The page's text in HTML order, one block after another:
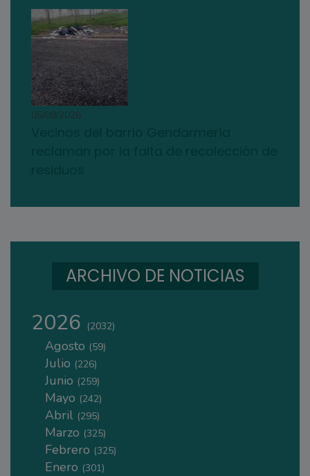
05/08/2026
ARCHIVO DE NOTICIAS
2026 (2032)
Agosto (59)
Julio (226)
Junio (259)
Mayo (242)
Abril (295)
Marzo (325)
Febrero (325)
Enero (301)